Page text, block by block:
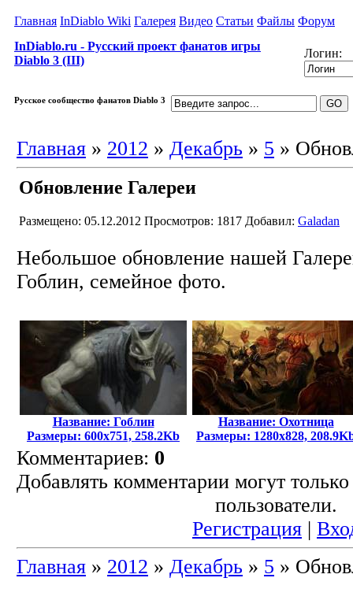
Главная InDiablo Wiki Галерея Видео Статьи Файлы Форум
InDiablo.ru - Русский проект фанатов игры
Diablo 3 (III)
Логин:
Русское сообщество фанатов Diablo 3
Главная » 2012 » Декабрь » 5 »
Обновление Галереи
Размещено: 05.12.2012 Просмотров: 1817 Добавил: Galadan
Небольшое обновление нашей
Гоблин, семейное фото.
Название: Гоблин
Размеры: 600x751, 258.2Kb
Название: Охотница
Размеры: 1280x828,
Комментариев: 0
Добавлять комментарии могут
пользователи.
Регистрация |
Главная » 2012 » Декабрь » 5 »